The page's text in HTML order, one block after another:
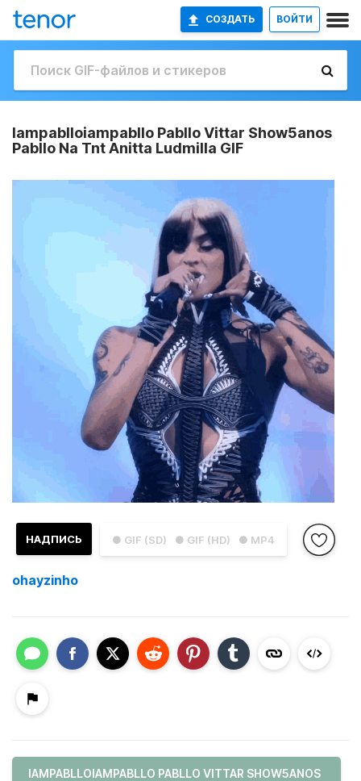
СОЗДАТЬ ВОЙТИ
Iampablloiampabllo Pabllo Vittar Show5anos
Pabllo Na Tnt Anitta Ludmilla GIF
● GIF (SD) ● GIF (HD) ● MP4
НАДПИСЬ
ohayzinho
IAMPABLLOIAMPABLLO PABLLO VITTAR SHOW5ANOS